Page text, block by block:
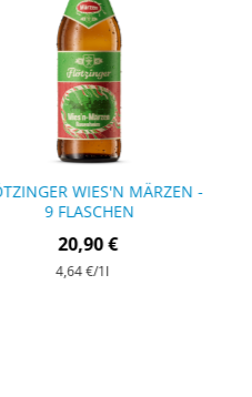
WIES'N MÄRZEN -
9 FLASCHEN
20,90 €
4,64 €/1l